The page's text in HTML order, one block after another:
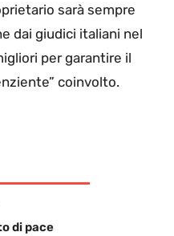
sarà sempre
dai giudici italiani nel
per garantire il
coinvolto.
di pace